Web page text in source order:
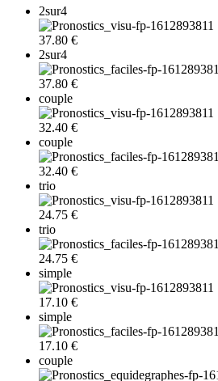
2sur4
37.80 €
2sur4
37.80 €
couple
32.40 €
couple
32.40 €
trio
24.75 €
trio
24.75 €
simple
17.10 €
simple
17.10 €
couple